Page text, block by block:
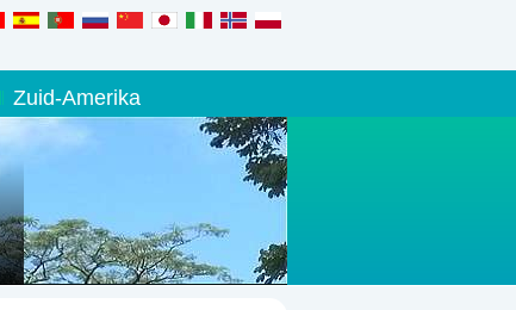
Zuid-Amerika